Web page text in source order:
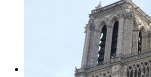
Casa de campo em Bom Sucesso (MG) com